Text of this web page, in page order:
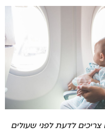
לדעת לפני שעולים